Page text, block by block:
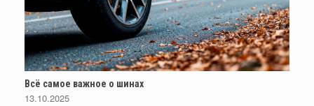
Всё самое важное о шинах
13.10.2025